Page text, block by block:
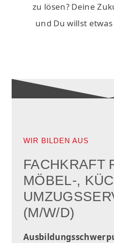
zu lösen? Deine
und Du willst
WIR BILDEN AUS
FACHKRAFT
MÖBEL-,
(M/W/D)